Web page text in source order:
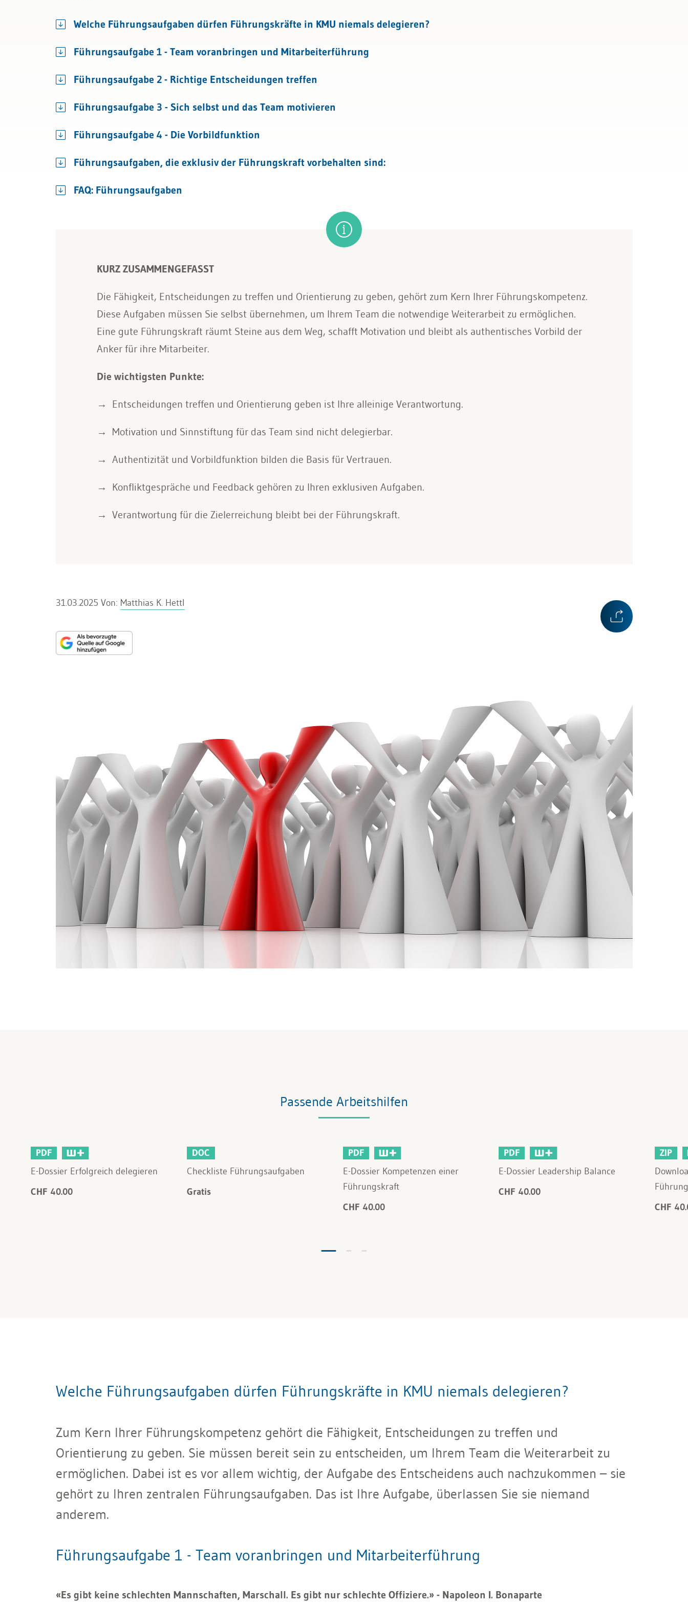
Bau & Immobilien Teambuilding
Welche Führungsaufgaben dürfen Führungskräfte in KMU niemals delegieren?
Führungsaufgabe 1 - Team voranbringen und Mitarbeiterführung
Führungsaufgabe 2 - Richtige Entscheidungen treffen
Führungsaufgabe 3 - Sich selbst und das Team motivieren
Führungsaufgabe 4 - Die Vorbildfunktion
Führungsaufgaben, die exklusiv der Führungskraft vorbehalten sind:
FAQ: Führungsaufgaben
KURZ ZUSAMMENGEFASST
Die Fähigkeit, Entscheidungen zu treffen und Orientierung zu geben, gehört zum Kern Ihrer Führungskompetenz.
Diese Aufgaben müssen Sie selbst übernehmen, um Ihrem Team die notwendige Weiterarbeit zu ermöglichen.
Eine gute Führungskraft räumt Steine aus dem Weg, schafft Motivation und bleibt als authentisches Vorbild der
Anker für ihre Mitarbeiter.
Die wichtigsten Punkte:
Entscheidungen treffen und Orientierung geben ist Ihre alleinige Verantwortung.
Motivation und Sinnstiftung für das Team sind nicht delegierbar.
Authentizität und Vorbildfunktion bilden die Basis für Vertrauen.
Konfliktgespräche und Feedback gehören zu Ihren exklusiven Aufgaben.
Verantwortung für die Zielerreichung bleibt bei der Führungskraft.
31.03.2025 Von: Matthias K. Hettl
Passende Arbeitshilfen
PDF
E-Dossier Erfolgreich delegieren
CHF 40.00
DOC
Checkliste Führungsaufgaben
Gratis
PDF
E-Dossier Kompetenzen einer
Führungskraft
CHF 40.00
PDF
E-Dossier Leadership Balance
CHF 40.00
ZIP
CHF
Welche Führungsaufgaben dürfen Führungskräfte in KMU niemals delegieren?
Zum Kern Ihrer Führungskompetenz gehört die Fähigkeit, Entscheidungen zu treffen und
Orientierung zu geben. Sie müssen bereit sein zu entscheiden, um Ihrem Team die Weiterarbeit zu
ermöglichen. Dabei ist es vor allem wichtig, der Aufgabe des Entscheidens auch nachzukommen – sie
gehört zu Ihren zentralen Führungsaufgaben. Das ist Ihre Aufgabe, überlassen Sie sie niemand
anderem.
Führungsaufgabe 1 - Team voranbringen und Mitarbeiterführung
«Es gibt keine schlechten Mannschaften, Marschall. Es gibt nur schlechte Offiziere.» - Napoleon I. Bonaparte